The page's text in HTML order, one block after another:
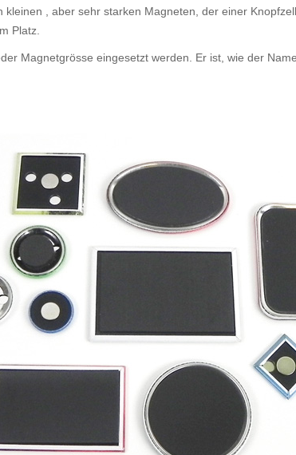
kleinen , aber sehr starken Magneten, der einer
Platz.
Magnetgrösse eingesetzt werden. Er ist, wie der